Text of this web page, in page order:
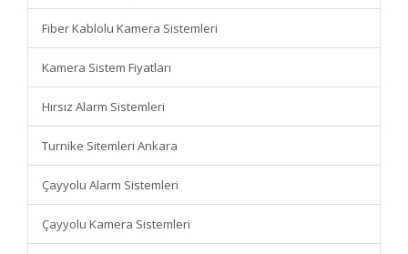
Fiber Kablolu Kamera Sistemleri
Kamera Sistem Fiyatları
Hırsız Alarm Sistemleri
Turnike Sitemleri Ankara
Çayyolu Alarm Sistemleri
Çayyolu Kamera Sistemleri